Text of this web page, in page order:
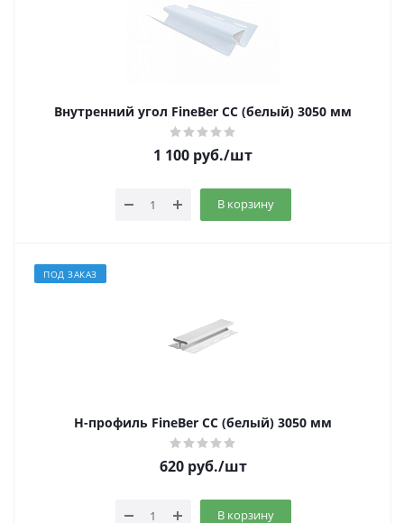
Внутренний угол FineBer CC (белый) 3050 мм
1 100 руб./шт
В корзину
ПОД ЗАКАЗ
Н-профиль FineBer CC (белый) 3050 мм
620руб./шт
В корзину